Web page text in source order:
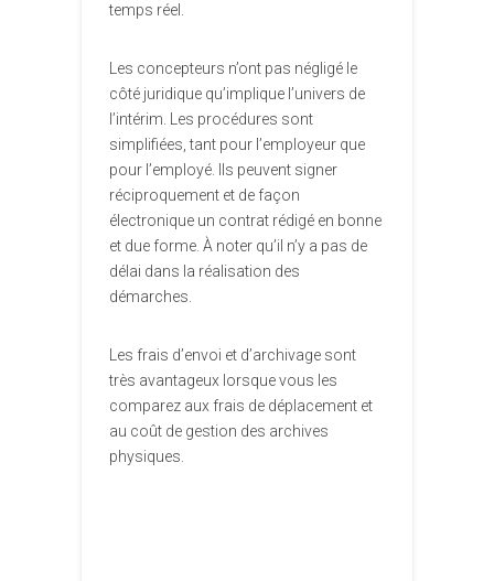
temps réel.
Les concepteurs n’ont pas négligé le
côté juridique qu’implique l’univers de
l’intérim. Les procédures sont
simplifiées, tant pour l’employeur que
pour l’employé. Ils peuvent signer
réciproquement et de façon
électronique un contrat rédigé en bonne
et due forme. À noter qu’il n’y a pas de
délai dans la réalisation des
démarches.
Les frais d’envoi et d’archivage sont
très avantageux lorsque vous les
comparez aux frais de déplacement et
au coût de gestion des archives
physiques.